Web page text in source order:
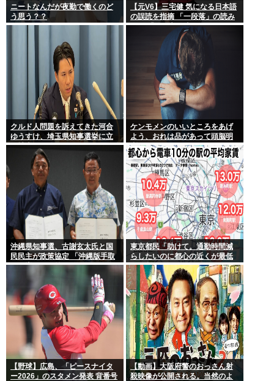
ニートなんだが夜勤で働くのど
う思う？？
【元V6】三宅健 気になる日本語
の誤読を指摘 「一段落」の読み
は？ 「使い方間違ってるんだよ
クルド人問題を訴えてきた河合
ゆうすけ、埼玉県知事選挙に立
候補表明www
ケンモメンのいいところをあげ
よう、おれは品があって頭脳明
晰だとおもう
沖縄県知事選、古謝玄太氏と国
民民主が政策協定 「沖縄版手取
りを増やす政策」など5項目
東京都民「助けて。通勤時間減
らしたいのに都心の近くが最低
10万払わないと住めないの」
【野球】広島、「ピースナイタ
ー2026」のスタメン発表 背番号
【動画】大阪府警のおっさん射
殺映像が公開される。当然のよ